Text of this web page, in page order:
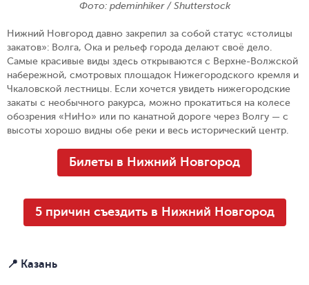
Фото: pdeminhiker / Shutterstock
Нижний Новгород давно закрепил за собой статус «столицы
закатов»: Волга, Ока и рельеф города делают своё дело.
Самые красивые виды здесь открываются с Верхне-Волжской
набережной, смотровых площадок Нижегородского кремля и
Чкаловской лестницы. Если хочется увидеть нижегородские
закаты с необычного ракурса, можно прокатиться на колесе
обозрения «НиНо» или по канатной дороге через Волгу — с
высоты хорошо видны обе реки и весь исторический центр.
Билеты в Нижний Новгород
5 причин съездить в Нижний Новгород
📍 Казань